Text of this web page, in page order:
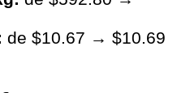
de $10.67 → $10.69